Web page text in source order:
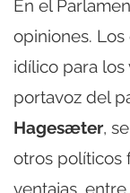
En el
opiniones.
idílico para
portavoz del
Hagesæter,
otros políticos
ventajas,